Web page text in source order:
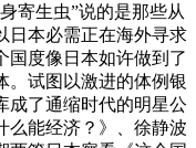
寄生虫”说的是那些从
日本必需正在海外寻求
国度像日本如许做到了
。试图以激进的体例银
成了通缩时代的明星公
么能经济？》、徐静波